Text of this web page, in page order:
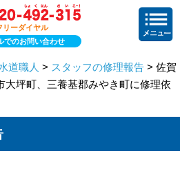
リーダイヤル
でのお問い合わせ
道職人 > スタッフの修理報告 > 佐賀
大坪町、三養基郡みやき町に修理依